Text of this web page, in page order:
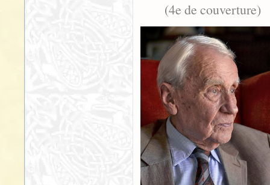
(4e de couverture)